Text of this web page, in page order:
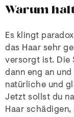
Warum
Es klingt
das Haar sehr
versorgt ist. Die
dann eng an
natürliche und
Jetzt sollst du
Haar